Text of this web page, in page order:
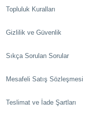
Topluluk Kuralları
Gizlilik ve Güvenlik
Sıkça Sorulan Sorular
Mesafeli Satış Sözleşmesi
Teslimat ve İade Şartları